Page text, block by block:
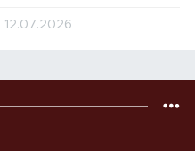
12.07.2026